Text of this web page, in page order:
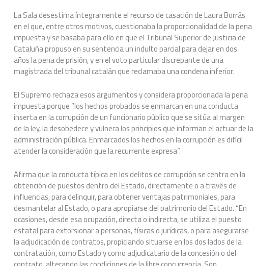
La Sala desestima íntegramente el recurso de casación de Laura Borrás
en el que, entre otros motivos, cuestionaba la proporcionalidad de la pena
impuesta y se basaba para ello en que el Tribunal Superior de Justicia de
Cataluña propuso en su sentencia un indulto parcial para dejar en dos
años la pena de prisión, y en el voto particular discrepante de una
magistrada del tribunal catalán que reclamaba una condena inferior.
El Supremo rechaza esos argumentos y considera proporcionada la pena
impuesta porque “los hechos probados se enmarcan en una conducta
inserta en la corrupción de un funcionario público que se sitúa al margen
de la ley, la desobedece y vulnera los principios que informan el actuar de la
administración pública. Enmarcados los hechos en la corrupción es difícil
atender la consideración que la recurrente expresa”.
Afirma que la conducta típica en los delitos de corrupción se centra en la
obtención de puestos dentro del Estado, directamente o a través de
influencias, para delinquir, para obtener ventajas patrimoniales, para
desmantelar al Estado, o para apropiarse del patrimonio del Estado. “En
ocasiones, desde esa ocupación, directa o indirecta, se utiliza el puesto
estatal para extorsionar a personas, físicas o jurídicas, o para asegurarse
la adjudicación de contratos, propiciando situarse en los dos lados de la
contratación, como Estado y como adjudicatario de la concesión o del